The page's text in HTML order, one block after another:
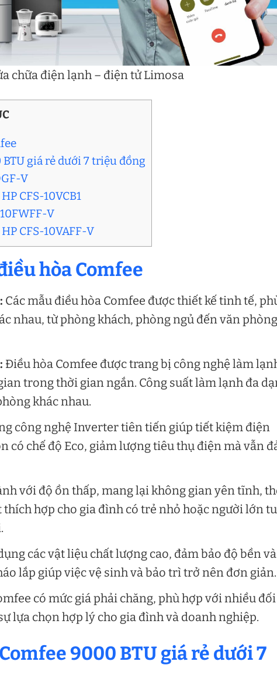
chữa điện lạnh – điện tử Limosa
giá rẻ dưới 7 triệu đồng
V
CFS-10VCB1
V
CFS-10VAFF-V
hòa Comfee
Các mẫu điều hòa Comfee được thiết kế tinh tế,
nhau, từ phòng khách, phòng ngủ đến văn phòng
Điều hòa Comfee được trang bị công nghệ làm
trong thời gian ngắn. Công suất làm lạnh đa
khác nhau.
công nghệ Inverter tiên tiến giúp tiết kiệm điện
có chế độ Eco, giảm lượng tiêu thụ điện mà vẫn
với độ ồn thấp, mang lại không gian yên tĩnh,
hợp cho gia đình có trẻ nhỏ hoặc người lớn
các vật liệu chất lượng cao, đảm bảo độ bền và
lắp giúp việc vệ sinh và bảo trì trở nên đơn giản.
có mức giá phải chăng, phù hợp với nhiều đối
lựa chọn hợp lý cho gia đình và doanh nghiệp.
9000 BTU giá rẻ dưới 7